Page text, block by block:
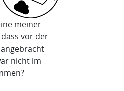
meiner
vor der
nicht im